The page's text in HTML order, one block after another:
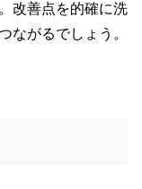
改善点を的確に洗
ながるでしょう。